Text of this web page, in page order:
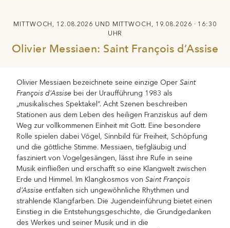
MITTWOCH, 12.08.2026 UND MITTWOCH, 19.08.2026 · 16:30
UHR
Olivier Messiaen: Saint François d’Assise
Olivier Messiaen bezeichnete seine einzige OperSaint
François d’Assise bei der Uraufführung 1983 als
„musikalisches Spektakel“. Acht Szenen beschreiben
Stationen aus dem Leben des heiligen Franziskus auf dem
Weg zur vollkommenen Einheit mit Gott. Eine besondere
Rolle spielen dabei Vögel, Sinnbild für Freiheit, Schöpfung
und die göttliche Stimme. Messiaen, tiefgläubig und
fasziniert von Vogelgesängen, lässt ihre Rufe in seine
Musik einfließen und erschafft so eine Klangwelt zwischen
Erde und Himmel. Im Klangkosmos vonSaint François
d’Assise entfalten sich ungewöhnliche Rhythmen und
strahlende Klangfarben. Die Jugendeinführung bietet einen
Einstieg in die Entstehungsgeschichte, die Grundgedanken
des Werkes und seiner Musik und in die